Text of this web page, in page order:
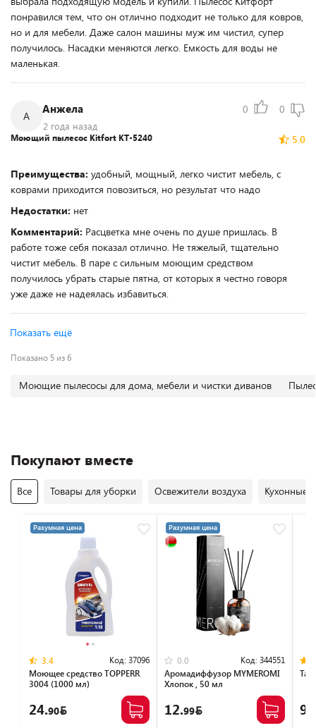
понравился тем, что он отлично подходит не только для ковров,
но и для мебели. Даже салон машины муж им чистил, супер
получилось. Насадки меняются легко. Емкость для воды не
маленькая.
А
Анжела
2 года назад
0 0
5.0
Моющий пылесос Kitfort КТ-5240
Преимущества: удобный, мощный, легко чистит мебель, с
коврами приходится повозиться, но результат что надо
Недостатки: нет
Комментарий: Расцветка мне очень по душе пришлась. В
работе тоже себя показал отлично. Не тяжелый, тщательно
чистит мебель. В паре с сильным моющим средством
получилось убрать старые пятна, от которых я честно говоря
уже даже не надеялась избавиться.
Показать ещё
Показано 5 из 6
Моющие пылесосы для дома, мебели и чистки диванов
Покупают вместе
Все Товары для уборки Освежители воздуха Кухонные
Разумная цена
3.4 Код: 37096
Моющее средство TOPPERR
3004 (1000 мл)
24.90
Разумная цена
0.0 Код: 344551
Аромадиффузор MYMEROMI
Хлопок , 50 мл
12.99
Таз
9.